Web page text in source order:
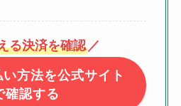
る決済を確認 ／
方法を公式サイト
確認する